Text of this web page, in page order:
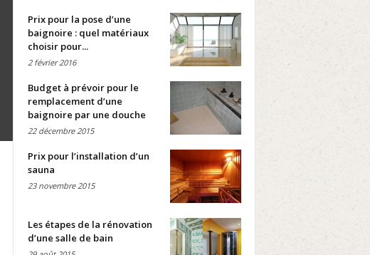
Prix pour la pose d’une
baignoire : quel matériaux
choisir pour...
2 février 2016
Budget à prévoir pour le
remplacement d’une
baignoire par une douche
22 décembre 2015
Prix pour l’installation d’un
sauna
23 novembre 2015
Les étapes de la rénovation
d’une salle de bain